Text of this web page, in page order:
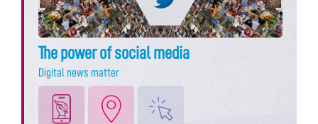
The power of social media
Digital news matter